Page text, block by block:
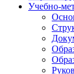
Учебно-